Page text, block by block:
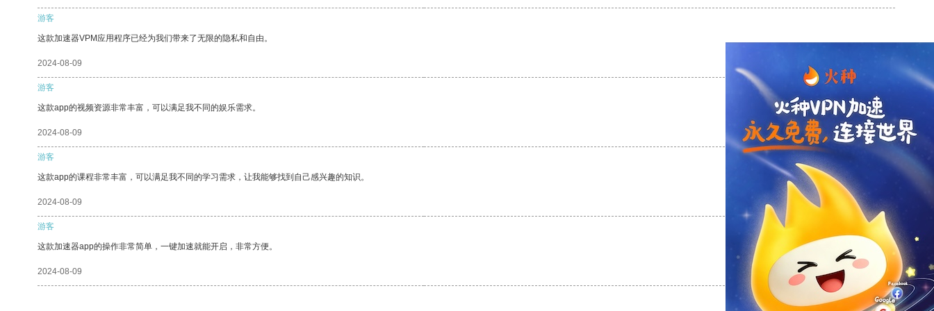
游客
这款加速器VPM应用程序已经为我们带来了无限的隐私和自由。
2024-08-09
游客
这款app的视频资源非常丰富，可以满足我不同的娱乐需求。
2024-08-09 支持 [0] 反对[0]
游客
这款app的课程非常丰富，可以满足我不同的学习需求，让我能够找到自己感兴趣的知识。
2024-08-09 支持[0] 反对
游客
这款加速器app的操作非常简单，一键加速就能开启，非常方便。
2024-08-09 支持[0] 反对[0]